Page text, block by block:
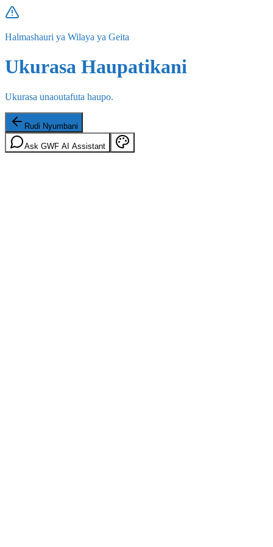
Halmashauri ya Wilaya ya Geita
Ukurasa Haupatikani
Ukurasa unaoutafuta haupo.
Rudi Nyumbani
Ask GWF AI Assistant